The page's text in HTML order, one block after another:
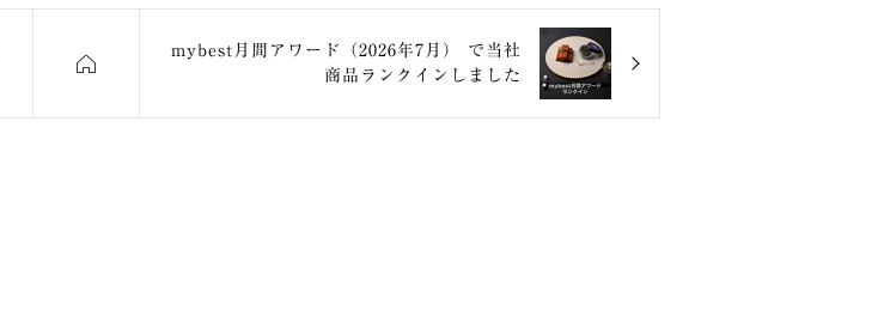
mybest月間アワード（2026年7月） で当社
商品ランクインしました